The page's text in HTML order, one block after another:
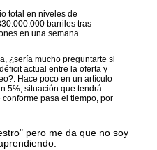
total en niveles de
barriles tras
en una semana.
¿sería mucho preguntarte si
actual entre la oferta y
Hace poco en un artículo
5%, situación que tendrá
pasa el tiempo, por
aumento de la demanda, a
a bajar con fuerza por la
o no, vuelve a pegar
nada más que ese dato de
pero me da que no soy